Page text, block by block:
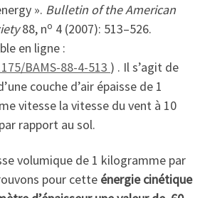
». Bulletin of the American
88, no 4 (2007): 513–526.
en ligne :
BAMS-88-4-513 ) . Il s’agit de
couche d’air épaisse de 1
vitesse la vitesse du vent à 10
rapport au sol.
volumique de 1 kilogramme par
pour cette énergie cinétique